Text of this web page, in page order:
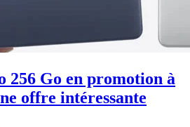
256 Go en promotion à
offre intéressante